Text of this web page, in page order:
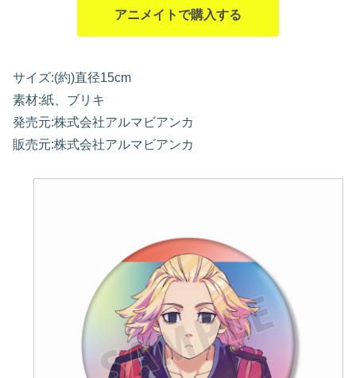
アニメイトで購入する
サイズ:(約)直径15cm
素材:紙、ブリキ
発売元:株式会社アルマビアンカ
販売元:株式会社アルマビアンカ